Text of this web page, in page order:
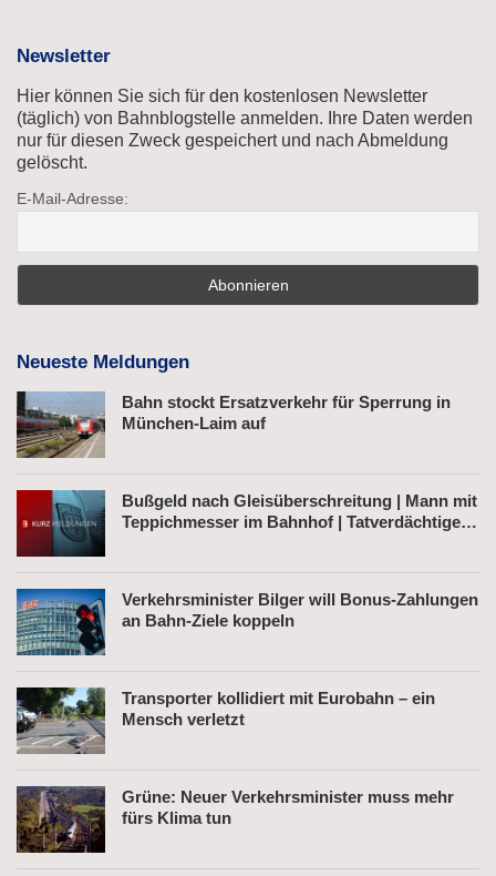
Newsletter
Hier können Sie sich für den kostenlosen Newsletter
(täglich) von Bahnblogstelle anmelden. Ihre Daten werden
nur für diesen Zweck gespeichert und nach Abmeldung
gelöscht.
E-Mail-Adresse:
Neueste Meldungen
Bahn stockt Ersatzverkehr für Sperrung in
München-Laim auf
Bußgeld nach Gleisüberschreitung | Mann mit
Teppichmesser im Bahnhof | Tatverdächtiger
Verkehrsminister Bilger will Bonus-Zahlungen
an Bahn-Ziele koppeln
Transporter kollidiert mit Eurobahn – ein
Mensch verletzt
Grüne: Neuer Verkehrsminister muss mehr
fürs Klima tun